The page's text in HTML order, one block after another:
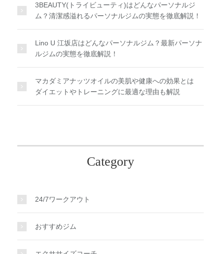
3BEAUTY(トライビューティ)はどんなパーソナルジ
ム？清潔感溢れるパーソナルジムの実態を徹底解説！
Lino U 江坂店はどんなパーソナルジム？最新パーソナ
ルジムの実態を徹底解説！
マカダミアナッツオイルの美肌や健康への効果とは
ダイエットやトレーニングに最適な理由も解説
Category
24/7ワークアウト
おすすめジム